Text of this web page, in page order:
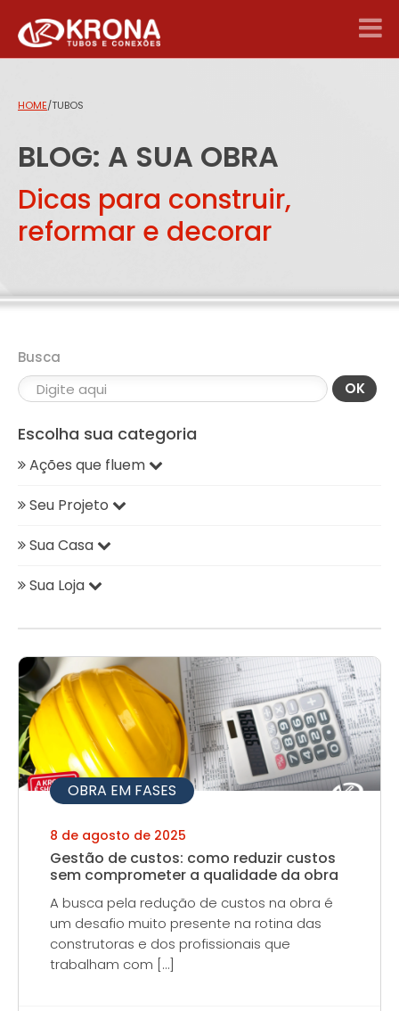
HOME/TUBOS
BLOG: A SUA OBRA
Dicas para construir,
reformar e decorar
Busca
OK
OBRA EM FASES
8 de agosto de 2025
Gestão de custos: como reduzir custos
sem comprometer a qualidade da obra
A busca pela redução de custos na obra é
um desafio muito presente na rotina das
construtoras e dos profissionais que
trabalham com […]
Escolha sua categoria
Ações que fluem
Seu Projeto
Sua Casa
Sua Loja